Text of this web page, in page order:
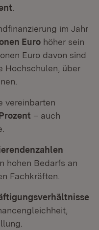
im Jahr
Euro höher sein
Euro davon sind
Hochschulen, über
vereinbarten
– auch
hohen Bedarfs an
Fachkräften.